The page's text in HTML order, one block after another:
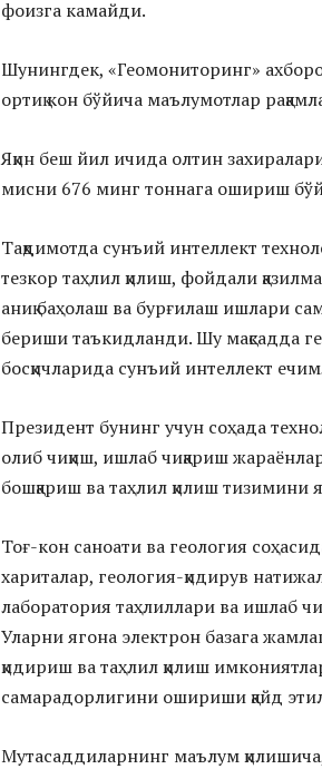
фоизга камайди.
Шунингдек, «Геомониторинг»
ортиқ кон бўйича маълумотлар
Яқин беш йил ичида олтин
мисни 676 минг тоннага ошириш
Тақдимотда сунъий интеллект
тезкор таҳлил қилиш, фойдали
аниқ баҳолаш ва бурғилаш ишлари
бериши таъкидланди. Шу мақсадда
босқичларида сунъий интеллект
Президент бунинг учун соҳада
олиб чиқиш, ишлаб чиқариш
бошқариш ва таҳлил қилиш
Тоғ-кон саноати ва геология
хариталар, геология-қидирув
лаборатория таҳлиллари ва ишлаб
Уларни ягона электрон базага
қидириш ва таҳлил қилиш
самарадорлигини ошириши қайд
Мутасаддиларнинг маълум